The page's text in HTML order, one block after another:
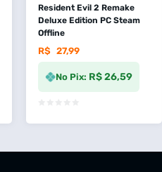
Resident Evil 2 Remake
Deluxe Edition PC Steam
Offline
R$ 27,99
No Pix: R$ 26,59